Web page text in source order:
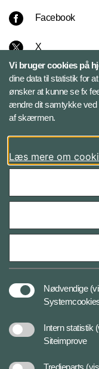
Facebook
X
Instagram
Bluesky
LinkedIn
Styrelser og
Vi bruger cookies på
dine data til statistik for
ønsker at kunne se fx
ændre dit samtykke ved
af skærmen.
Læs mere om
Nødvendige
Intern statistik
Siteimprove
Tredjeparts